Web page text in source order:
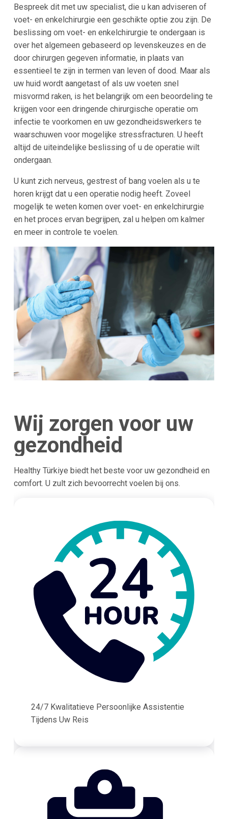
Bespreek dit met uw specialist, die u kan adviseren of
voet- en enkelchirurgie een geschikte optie zou zijn. De
beslissing om voet- en enkelchirurgie te ondergaan is
over het algemeen gebaseerd op levenskeuzes en de
door chirurgen gegeven informatie, in plaats van
essentieel te zijn in termen van leven of dood. Maar als
uw huid wordt aangetast of als uw voeten snel
misvormd raken, is het belangrijk om een beoordeling te
krijgen voor een dringende chirurgische operatie om
infectie te voorkomen en uw gezondheidswerkers te
waarschuwen voor mogelijke stressfracturen. U heeft
altijd de uiteindelijke beslissing of u de operatie wilt
ondergaan.
U kunt zich nerveus, gestrest of bang voelen als u te
horen krijgt dat u een operatie nodig heeft. Zoveel
mogelijk te weten komen over voet- en enkelchirurgie
en het proces ervan begrijpen, zal u helpen om kalmer
en meer in controle te voelen.
Wij zorgen voor uw
gezondheid
Healthy Türkiye biedt het beste voor uw gezondheid en
comfort. U zult zich bevoorrecht voelen bij ons.
24/7 Kwalitatieve Persoonlijke Assistentie
Tijdens Uw Reis